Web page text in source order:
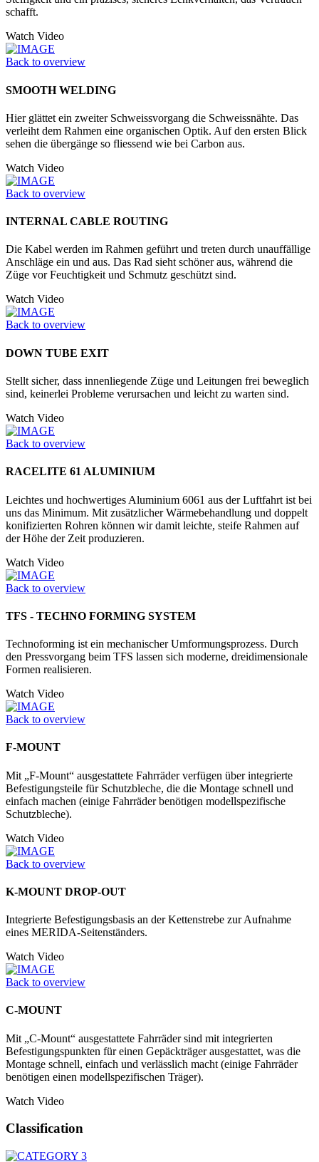
schafft.
Watch Video
Back to overview
SMOOTH WELDING
Hier glättet ein zweiter Schweissvorgang die Schweissnähte. Das
verleiht dem Rahmen eine organischen Optik. Auf den ersten Blick
sehen die übergänge so fliessend wie bei Carbon aus.
Watch Video
Back to overview
INTERNAL CABLE ROUTING
Die Kabel werden im Rahmen geführt und treten durch unauffällige
Anschläge ein und aus. Das Rad sieht schöner aus, während die
Züge vor Feuchtigkeit und Schmutz geschützt sind.
Watch Video
Back to overview
DOWN TUBE EXIT
Stellt sicher, dass innenliegende Züge und Leitungen frei beweglich
sind, keinerlei Probleme verursachen und leicht zu warten sind.
Watch Video
Back to overview
RACELITE 61 ALUMINIUM
Leichtes und hochwertiges Aluminium 6061 aus der Luftfahrt ist bei
uns das Minimum. Mit zusätzlicher Wärmebehandlung und doppelt
konifizierten Rohren können wir damit leichte, steife Rahmen auf
der Höhe der Zeit produzieren.
Watch Video
Back to overview
TFS - TECHNO FORMING SYSTEM
Technoforming ist ein mechanischer Umformungsprozess. Durch
den Pressvorgang beim TFS lassen sich moderne, dreidimensionale
Formen realisieren.
Watch Video
Back to overview
F-MOUNT
Mit „F-Mount“ ausgestattete Fahrräder verfügen über integrierte
Befestigungsteile für Schutzbleche, die die Montage schnell und
einfach machen (einige Fahrräder benötigen modellspezifische
Schutzbleche).
Watch Video
Back to overview
K-MOUNT DROP-OUT
Integrierte Befestigungsbasis an der Kettenstrebe zur Aufnahme
eines MERIDA-Seitenständers.
Watch Video
Back to overview
C-MOUNT
Mit „C-Mount“ ausgestattete Fahrräder sind mit integrierten
Befestigungspunkten für einen Gepäckträger ausgestattet, was die
Montage schnell, einfach und verlässlich macht (einige Fahrräder
benötigen einen modellspezifischen Träger).
Watch Video
Classification